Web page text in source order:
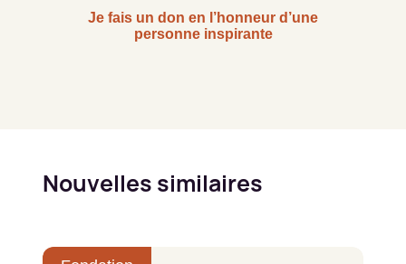
Je fais un don en l’honneur d’une
personne inspirante
Nouvelles similaires